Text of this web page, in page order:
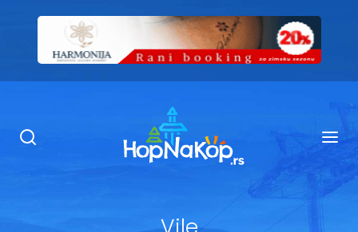
Ugostiteljstvo
Kop Info